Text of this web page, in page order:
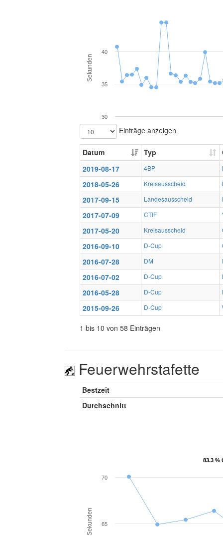
Sekunden
30
35
40
Einträge anzeigen
Datum Typ
2019-08-17
4BP
2018-05-26 Kreisausscheid
2017-09-15 Landesausscheid
2017-07-09 CTIF
2017-05-20 Kreisausscheid
2016-09-10 D-Cup
2016-07-28 DM
2016-07-02 D-Cup
2016-05-28 D-Cup
2015-09-26 D-Cup
1 bis 10 von 58 Einträgen
Feuerwehrstafette
Bestzeit
Durchschnitt
83.3 %
83.3 %
Sekunden 65
70